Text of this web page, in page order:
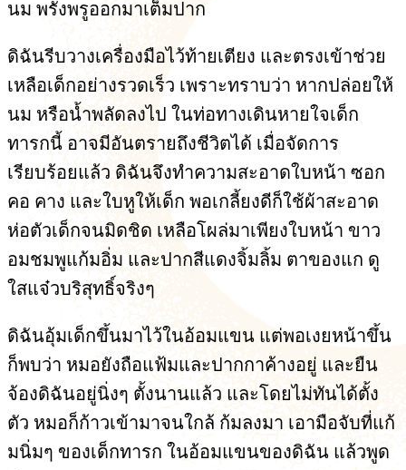
นม พรั่งพรูออกมาเต็มปาก
ดิฉันรีบวางเครื่องมือไว้ท้ายเตียง และตรงเข้าช่วย
เหลือเด็กอย่างรวดเร็ว เพราะทราบว่า หากปล่อยให้
นม หรือน้ำพลัดลงไป ในท่อทางเดินหายใจเด็ก
ทารกนี้ อาจมีอันตรายถึงชีวิตได้ เมื่อจัดการ
เรียบร้อยแล้ว ดิฉันจึงทำความสะอาดใบหน้า ซอก
คอ คาง และใบหูให้เด็ก พอเกลี้ยงดีก็ใช้ผ้าสะอาด
ห่อตัวเด็กจนมิดชิด เหลือโผล่มาเพียงใบหน้า ขาว
อมชมพูแก้มอิ่ม และปากสีแดงจิ้มลิ้ม ตาของแก ดู
ใสแจ๋วบริสุทธิ์จริงๆ
ดิฉันอุ้มเด็กขึ้นมาไว้ในอ้อมแขน แต่พอเงยหน้าขึ้น
ก็พบว่า หมอยังถือแฟ้มและปากกาค้างอยู่ และยืน
จ้องดิฉันอยู่นิ่งๆ ตั้งนานแล้ว และโดยไม่ทันได้ตั้ง
ตัว หมอก็ก้าวเข้ามาจนใกล้ ก้มลงมา เอามือจับที่แก้
มนิ่มๆ ของเด็กทารก ในอ้อมแขนของดิฉัน แล้วพูด